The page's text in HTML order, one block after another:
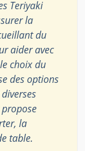
Teriyaki
la
du
aider avec
choix du
des options
la
table.